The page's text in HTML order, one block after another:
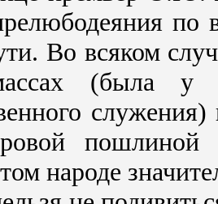
по
Во всяком
(была у
народе